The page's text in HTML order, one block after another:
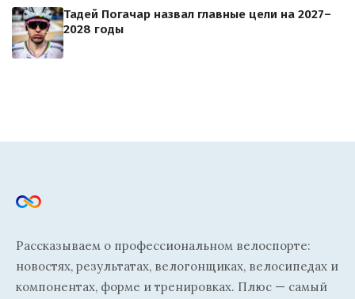
Тадей Погачар назвал главные цели на 2027–
2028 годы
Рассказываем о профессиональном велоспорте:
новостях, результатах, велогонщиках, велосипедах и
компонентах, форме и тренировках. Плюс — самый